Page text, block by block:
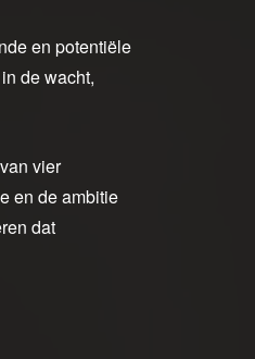
en potentiële
de wacht,
vier
en de ambitie
dat